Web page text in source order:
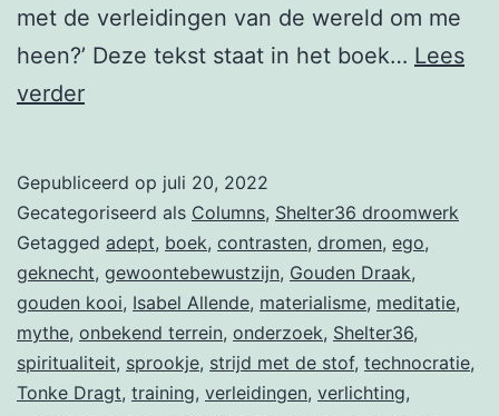
met de verleidingen van de wereld om me
heen?’ Deze tekst staat in het boek… Lees
verderColumn
strijd
met
de
stof
Gepubliceerd op juli 20, 2022
Gecategoriseerd als Columns, Shelter36 droomwerk
Getagged adept, boek, contrasten, dromen, ego,
geknecht, gewoontebewustzijn, Gouden Draak,
gouden kooi, Isabel Allende, materialisme, meditatie,
mythe, onbekend terrein, onderzoek, Shelter36,
spiritualiteit, sprookje, strijd met de stof, technocratie,
Tonke Dragt, training, verleidingen, verlichting,